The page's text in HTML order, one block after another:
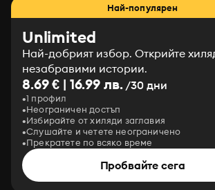
Най-популярен
Unlimited
Най-добрият избор. Открийте
незабравими истории.
8.69 € | 16.99 лв./30 дни
1 профил
Неограничен достъп
Избирайте от хиляди заглавия
Слушайте и четете неограничено
Прекратете по всяко време
Пробвайте сега